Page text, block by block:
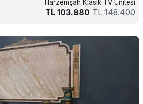
Harzemşah Klasik TV Ünitesi
148.400
TL
103.880